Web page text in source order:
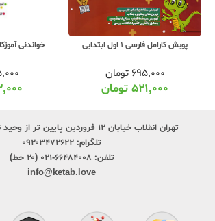
پویش کارامل فارسی 1 اول ابتدایی
۶۹۵,۰۰۰تومان
۵۲۱,۰۰۰ تومان
خواندنی آموزکار
تهران انقلاب خیابان ۱۲ فروردین پایین تر از وحید نظری پلاک ۲۴۹
تلگرام: ۰۹۲۰۳۴۷۲۶۲۲
تلفن: ۶۶۴۸۴۰۰۸-۰۲۱ (۲۰ خط)
info@ketab.love